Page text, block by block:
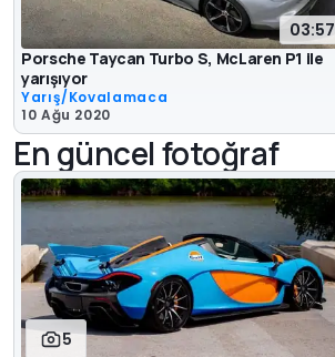
03:57
Porsche Taycan Turbo S, McLaren P1 ile
yarışıyor
Yarış/Kovalamaca
10 Ağu 2020
En güncel fotoğraf
5